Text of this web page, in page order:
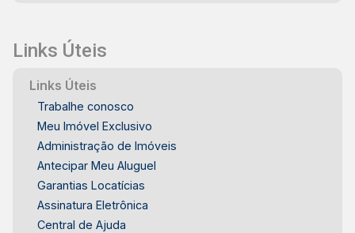
visita com quem mais entende do mercado
em Piracicaba/SP
Links Úteis
Links Úteis
Trabalhe conosco
Meu Imóvel Exclusivo
Administração de Imóveis
Antecipar Meu Aluguel
Garantias Locatícias
Assinatura Eletrônica
Central de Ajuda